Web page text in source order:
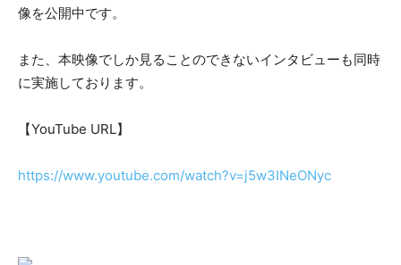
像を公開中です。
また、本映像でしか見ることのできないインタビューも同時
に実施しております。
【YouTube URL】
https://www.youtube.com/watch?v=j5w3INeONyc